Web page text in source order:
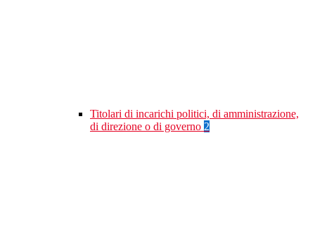
Titolari di incarichi politici, di amministrazione,
di direzione o di governo 2